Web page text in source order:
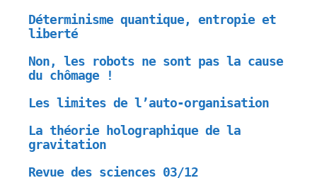
Déterminisme quantique, entropie et
liberté
Non, les robots ne sont pas la cause
du chômage !
Les limites de l’auto-organisation
La théorie holographique de la
gravitation
Revue des sciences 03/12